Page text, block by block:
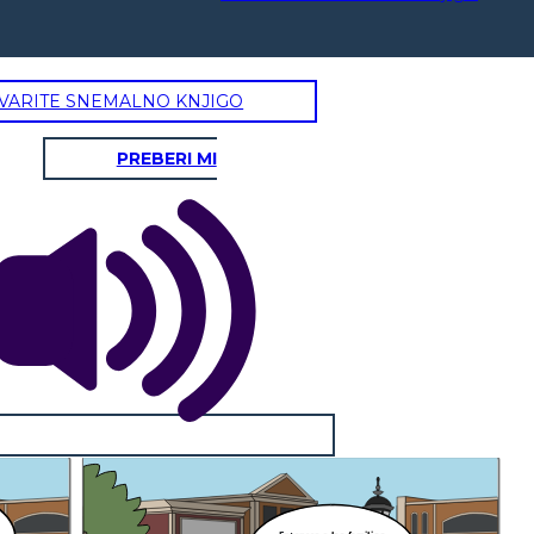
SNEMALNO KNJIGO
PREBERI MI